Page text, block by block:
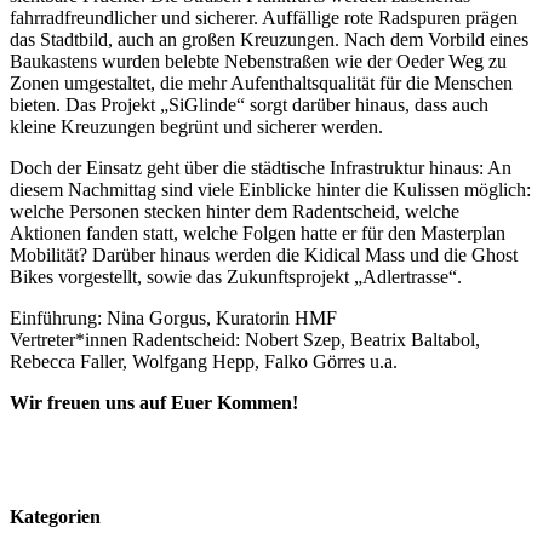
fahrradfreundlicher und sicherer. Auffällige rote Radspuren prägen
das Stadtbild, auch an großen Kreuzungen. Nach dem Vorbild eines
Baukastens wurden belebte Nebenstraßen wie der Oeder Weg zu
Zonen umgestaltet, die mehr Aufenthaltsqualität für die Menschen
bieten. Das Projekt „SiGlinde“ sorgt darüber hinaus, dass auch
kleine Kreuzungen begrünt und sicherer werden.
Doch der Einsatz geht über die städtische Infrastruktur hinaus: An
diesem Nachmittag sind viele Einblicke hinter die Kulissen möglich:
welche Personen stecken hinter dem Radentscheid, welche
Aktionen fanden statt, welche Folgen hatte er für den Masterplan
Mobilität? Darüber hinaus werden die Kidical Mass und die Ghost
Bikes vorgestellt, sowie das Zukunftsprojekt „Adlertrasse“.
Einführung: Nina Gorgus, Kuratorin HMF
Vertreter*innen Radentscheid: Nobert Szep, Beatrix Baltabol,
Rebecca Faller, Wolfgang Hepp, Falko Görres u.a.
Wir freuen uns auf Euer Kommen!
Kategorien